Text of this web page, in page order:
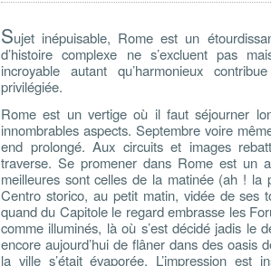
Sujet inépuisable, Rome est un
d’histoire complexe ne s’excluent pas
incroyable autant qu’harmonieux
privilégiée.
Rome est un vertige où il faut séjourner
innombrables aspects. Septembre voire
end prolongé. Aux circuits et images
traverse. Se promener dans Rome est un
meilleures sont celles de la matinée (ah !
Centro storico, au petit matin, vidée de ses
quand du Capitole le regard embrasse les
comme illuminés, là où s’est décidé jadis le
encore aujourd’hui de flâner dans des oasis
la ville s’était évaporée. L’impression est